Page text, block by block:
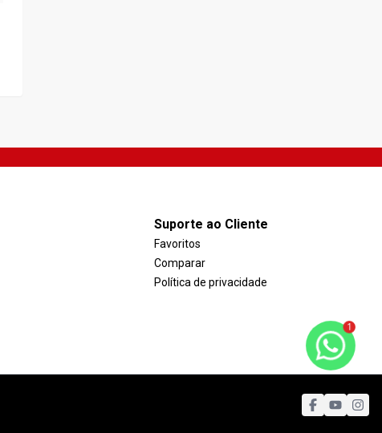
Suporte ao Cliente
Favoritos
Comparar
Política de privacidade
1